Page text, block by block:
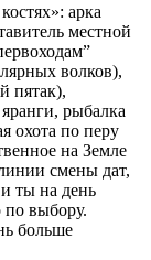
арка
местной
волков),
пятак),
рыбалка
охота по перу
на Земле
смены дат,
ты на день
по выбору.
больше